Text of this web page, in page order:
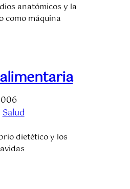
anatómicos y la
como máquina
Salud
dietético y los